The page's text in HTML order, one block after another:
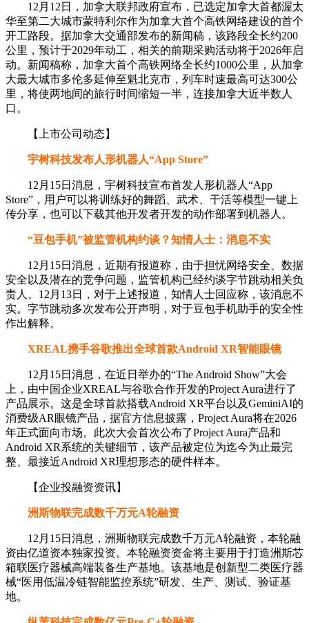
12月12日，加拿大联邦政府宣布，已选定加拿大首都渥太
华至第二大城市蒙特利尔作为加拿大首个高铁网络建设的首个
开工路段。据加拿大交通部发布的新闻稿，该路段全长约200
公里，预计于2029年动工，相关的前期采购活动将于2026年启
动。新闻稿称，加拿大首个高铁网络全长约1000公里，从加拿
大最大城市多伦多延伸至魁北克市，列车时速最高可达300公
里，将使两地间的旅行时间缩短一半，连接加拿大近半数人
口。
【上市公司动态】
宇树科技发布人形机器人“App Store”
12月15日消息，宇树科技宣布首发人形机器人“App
Store”，用户可以将训练好的舞蹈、武术、干活等模型一键上
传分享，也可以下载其他开发者开发的动作部署到机器人。
“豆包手机”被监管机构约谈？知情人士：消息不实
12月15日消息，近期有报道称，由于担忧网络安全、数据
安全以及潜在的竞争问题，监管机构已经约谈字节跳动相关负
责人。12月13日，对于上述报道，知情人士回应称，该消息不
实。字节跳动多次发布公开声明，对于豆包手机助手的安全性
作出解释。
XREAL携手谷歌推出全球首款Android XR智能眼镜
12月15日消息，在近日举办的“The Android Show”大会
上，由中国企业XREAL与谷歌合作开发的Project Aura进行了
产品展示。这是全球首款搭载Android XR平台以及GeminiAI的
消费级AR眼镜产品，据官方信息披露，Project Aura将在2026
年正式面向市场。此次大会首次公布了Project Aura产品和
Android XR系统的关键细节，该产品被定位为迄今为止最完
整、最接近Android XR理想形态的硬件样本。
【企业投融资资讯】
洲斯物联完成数千万元A轮融资
12月15日消息，洲斯物联完成数千万元A轮融资，本轮融
资由亿道资本独家投资。本轮融资资金将主要用于打造洲斯芯
箱联医疗器械高端装备生产基地。该基地是创新型二类医疗器
械“医用低温冷链智能监控系统”研发、生产、测试、验证基
地。